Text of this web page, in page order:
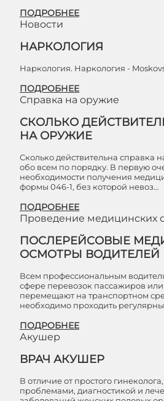
ПОДРОБНЕЕ
Новости
НАРКОЛОГИЯ
Наркология. Наркология -
ПОДРОБНЕЕ
Справка на оружие
СКОЛЬКО
НА ОРУЖИЕ
Сколько действительна справка
обо всем по порядку. В первую
необходимости получения
формы 046-1, без которой невоз…
ПОДРОБНЕЕ
Проведение медицинских
ПОСЛЕРЕЙСОВЫЕ
ОСМОТРЫ ВОДИТЕЛЕЙ
Всем профессиональным
сфере перевозок пассажиров
перемещают на транспортном
необходимо проходить
ПОДРОБНЕЕ
Акушер
ВРАЧ АКУШЕР
В отличие от простого
проблемами, диагностикой и